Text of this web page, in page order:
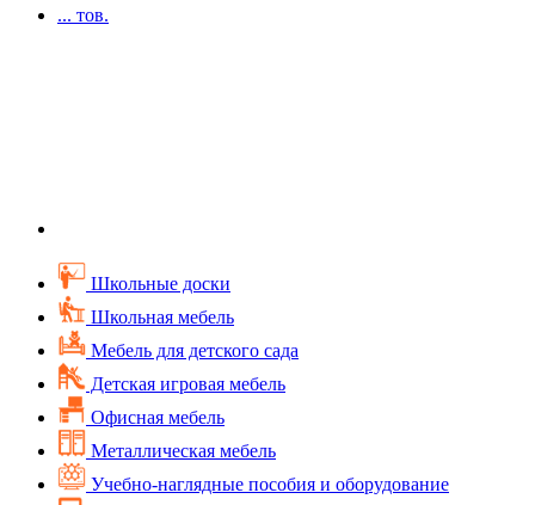
... тов.
Школьные доски
Школьная мебель
Мебель для детского сада
Детская игровая мебель
Офисная мебель
Металлическая мебель
Учебно-наглядные пособия и оборудование